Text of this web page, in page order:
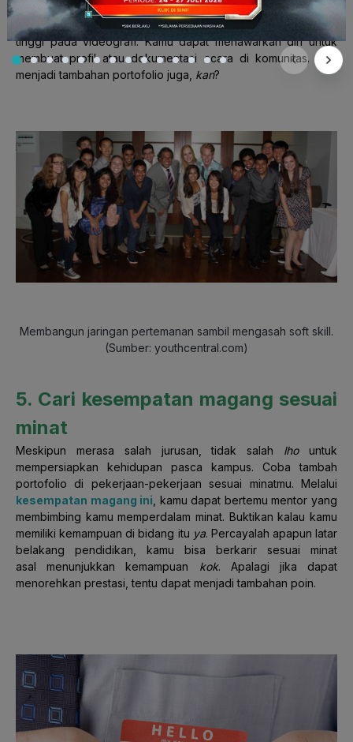
kamu menemukan wadah untuk mendalami minatmu di sini.
Misalnya, kamu jurusan Teknik Sipil tapi memiliki minat yang
tinggi pada videografi. Kamu dapat menawarkan diri untuk
membuat profil atau dokumentasi acara di komunitas. Bisa
menjadi tambahan portofolio juga, kan?
Membangun jaringan pertemanan sambil mengasah soft skill.
(Sumber: youthcentral.com)
5. Cari kesempatan magang sesuai
minat
Meskipun merasa salah jurusan, tidak salah lhountuk
mempersiapkan kehidupan pasca kampus. Coba tambah
portofolio di pekerjaan-pekerjaan sesuai minatmu. Melalui
kesempatan magang ini , kamu dapat bertemu mentor yang
membimbing kamu memperdalam minat. Buktikan kalau kamu
memiliki kemampuan di bidang itu ya. Percayalah apapun latar
belakang pendidikan, kamu bisa berkarir sesuai minat
asal menunjukkan kemampuan kok. Apalagi jika dapat
menorehkan prestasi, tentu dapat menjadi tambahan poin.